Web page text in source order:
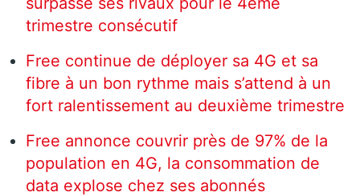
trimestre consécutif
Free continue de déployer sa 4G et sa
fibre à un bon rythme mais s’attend à un
fort ralentissement au deuxième trimestre
Free annonce couvrir près de 97% de la
population en 4G, la consommation de
data explose chez ses abonnés